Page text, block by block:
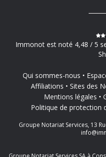
Immonot est noté 4,48 / 5
Qui sommes-nous
Affiliations
Sites des
Mentions légales
Politique de protection
Groupe Notariat Services, 13